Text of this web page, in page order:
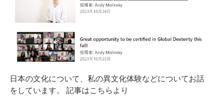
日本の文化について、私の異文化体験などについてお話
をしています。 記事はこちらより